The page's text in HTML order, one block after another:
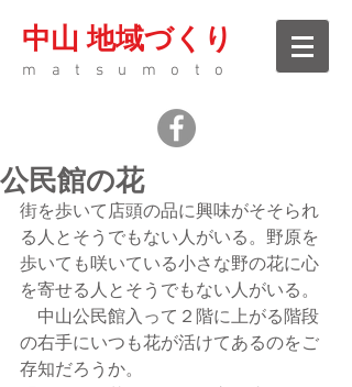
中山 地域づくり
matsumoto
公民館の花
街を歩いて店頭の品に興味がそそられ
る人とそうでもない人がいる。野原を
歩いても咲いている小さな野の花に心
を寄せる人とそうでもない人がいる。
中山公民館入って２階に上がる階段
の右手にいつも花が活けてあるのをご
存知だろうか。